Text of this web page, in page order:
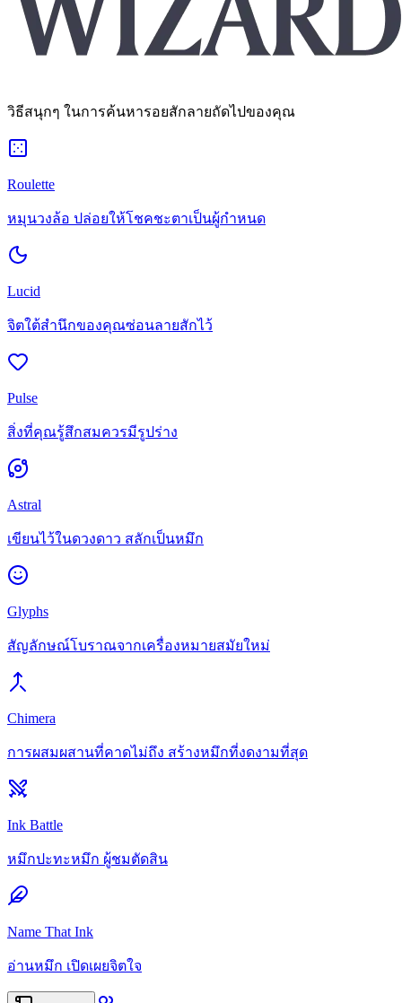
วิธีสนุกๆ ในการค้นหารอยสักลายถัดไปของคุณ
Roulette
หมุนวงล้อ ปล่อยให้โชคชะตาเป็นผู้กำหนด
Lucid
จิตใต้สำนึกของคุณซ่อนลายสักไว้
Pulse
สิ่งที่คุณรู้สึกสมควรมีรูปร่าง
Astral
เขียนไว้ในดวงดาว สลักเป็นหมึก
Glyphs
สัญลักษณ์โบราณจากเครื่องหมายสมัยใหม่
Chimera
การผสมผสานที่คาดไม่ถึง สร้างหมึกที่งดงามที่สุด
Ink Battle
หมึกปะทะหมึก ผู้ชมตัดสิน
Name That Ink
อ่านหมึก เปิดเผยจิตใจ